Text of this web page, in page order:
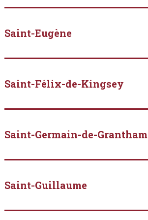
Saint-Eugène
Saint-Félix-de-Kingsey
Saint-Germain-de-Grantham
Saint-Guillaume